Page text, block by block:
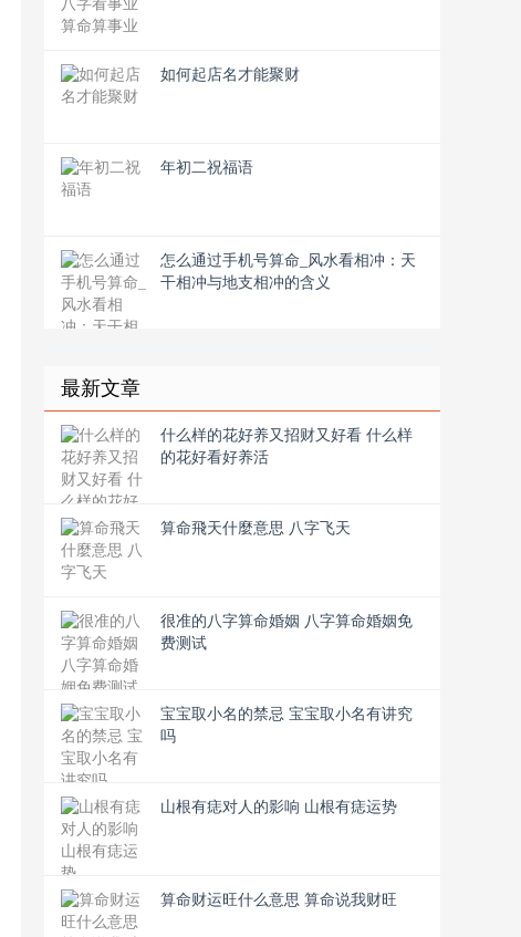
如何起店名才能聚财
年初二祝福语
怎么通过手机号算命_风水看相冲：天
干相冲与地支相冲的含义
最新文章
什么样的花好养又招财又好看 什么样
的花好看好养活
算命飛天什麼意思 八字飞天
很准的八字算命婚姻 八字算命婚姻免
费测试
宝宝取小名的禁忌 宝宝取小名有讲究
吗
山根有痣对人的影响 山根有痣运势
算命财运旺什么意思 算命说我财旺